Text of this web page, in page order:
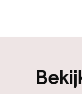
op eigen